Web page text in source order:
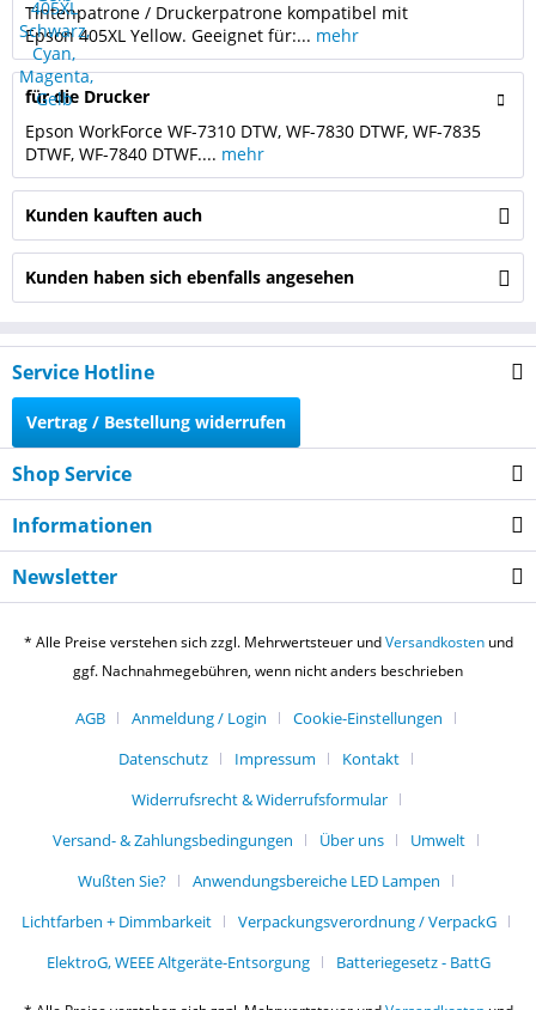
Tintenpatrone / Druckerpatrone kompatibel mit
Epson 405XL Yellow. Geeignet für:... mehr
für die Drucker
Epson WorkForce WF-7310 DTW, WF-7830 DTWF, WF-7835
DTWF, WF-7840 DTWF.... mehr
Kunden kauften auch
Kunden haben sich ebenfalls angesehen
Service Hotline
Vertrag / Bestellung widerrufen
Shop Service
Informationen
Newsletter
* Alle Preise verstehen sich zzgl. Mehrwertsteuer undVersandkostenund
ggf. Nachnahmegebühren, wenn nicht anders beschrieben
AGB Anmeldung / Login
Cookie-Einstellungen
Datenschutz
Impressum
Kontakt
Widerrufsrecht & Widerrufsformular
Versand- & Zahlungsbedingungen
Über uns
Umwelt
Wußten Sie?
Anwendungsbereiche LED Lampen
Lichtfarben + Dimmbarkeit
Verpackungsverordnung / VerpackG
ElektroG, WEEE Altgeräte-Entsorgung
Batteriegesetz - BattG